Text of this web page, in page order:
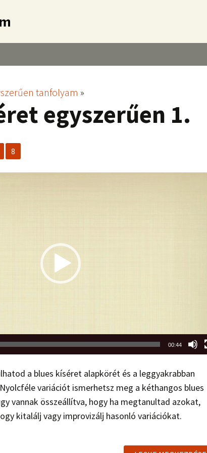
tanfolyam »
egyszerűen 1.
8
00:44
a blues kíséret alapkörét és a leggyakrabban
variációt ismerhetsz meg a kéthangos blues
vannak összeállítva, hogy ha megtanultad azokat,
kitalálj vagy improvizálj hasonló variációkat.